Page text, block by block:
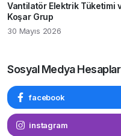
Vantilatör Elektrik Tüketimi
Koşar Grup
30 Mayıs 2026
Sosyal Medya
facebook
instagram